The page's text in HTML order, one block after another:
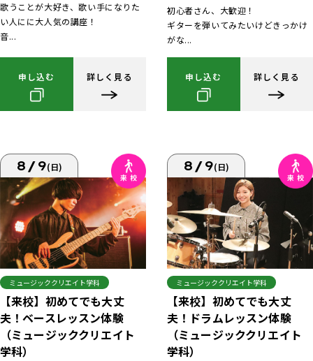
歌うことが大好き、歌い手になりた
い人にに大人気の講座！
音...
申し込む 詳しく見る
初心者さん、大歓迎！
ギターを弾いてみたいけどきっかけ
がな...
申し込む 詳しく見る
8/9(日)
ミュージッククリエイト学科
【来校】初めてでも大丈
夫！ベースレッスン体験
（ミュージッククリエイト
学科）
8/9(日)
ミュージッククリエイト学科
【来校】初めてでも大丈
夫！ドラムレッスン体験
（ミュージッククリエイト
学科）